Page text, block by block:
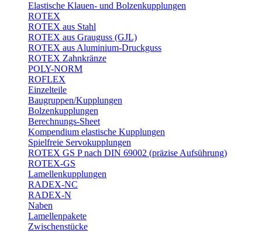
Elastische Klauen- und Bolzenkupplungen
ROTEX
ROTEX aus Stahl
ROTEX aus Grauguss (GJL)
ROTEX aus Aluminium-Druckguss
ROTEX Zahnkränze
POLY-NORM
ROFLEX
Einzelteile
Baugruppen/Kupplungen
Bolzenkupplungen
Berechnungs-Sheet
Kompendium elastische Kupplungen
Spielfreie Servokupplungen
ROTEX GS P nach DIN 69002 (präzise Aufsührung)
ROTEX-GS
Lamellenkupplungen
RADEX-NC
RADEX-N
Naben
Lamellenpakete
Zwischenstücke